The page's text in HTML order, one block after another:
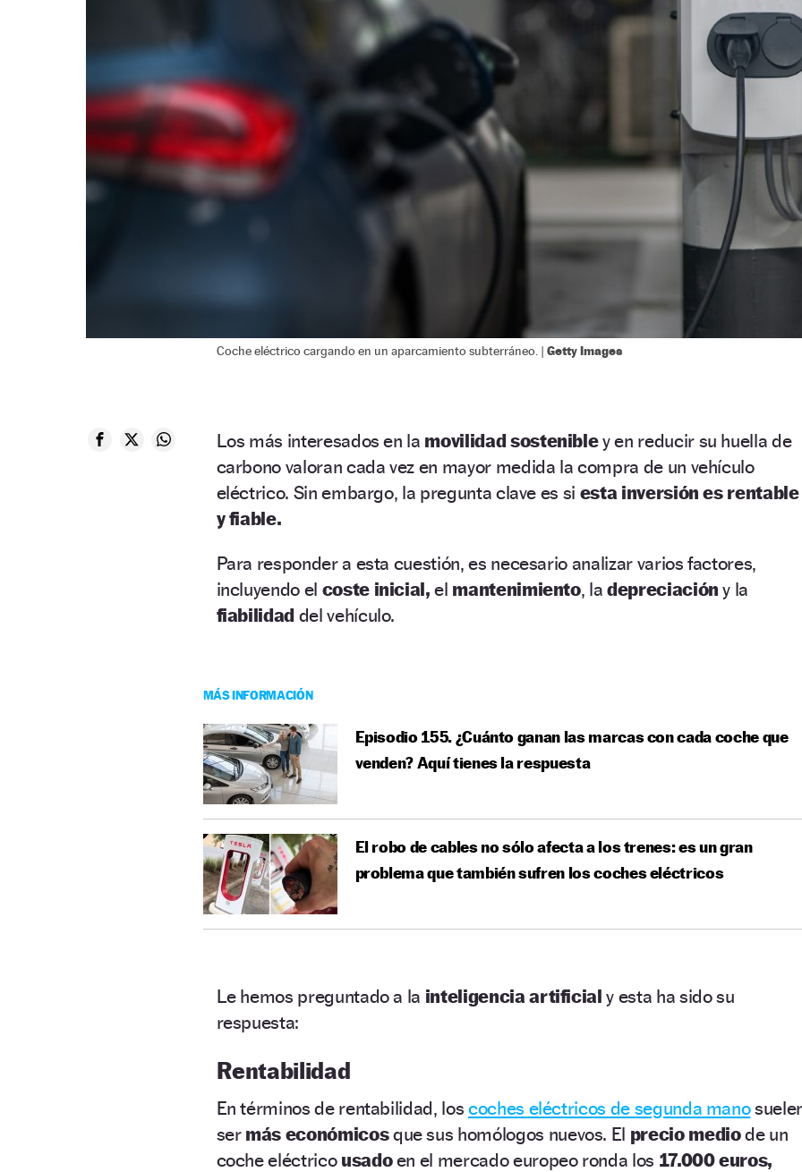
Coche eléctrico cargando en un aparcamiento subterráneo. | Getty Images
Los más interesados en la movilidad sostenibley en reducir su huella de
carbono valoran cada vez en mayor medida la compra de un vehículo
eléctrico. Sin embargo, la pregunta clave es si esta inversión es rentable
y fiable.
Para responder a esta cuestión, es necesario analizar varios factores,
incluyendo el coste inicial, el mantenimiento, ladepreciacióny la
fiabilidad del vehículo.
MÁS INFORMACIÓN
Episodio 155. ¿Cuánto ganan las marcas con cada coche que
venden? Aquí tienes la respuesta
El robo de cables no sólo afecta a los trenes: es un gran
problema que también sufren los coches eléctricos
Le hemos preguntado a la inteligencia artificial y esta ha sido su
respuesta:
Rentabilidad
En términos de rentabilidad, los coches eléctricos de segunda mano
ser más económicosque sus homólogos nuevos. El precio mediode un
coche eléctrico usadoen el mercado europeo ronda los 17.000 euros,